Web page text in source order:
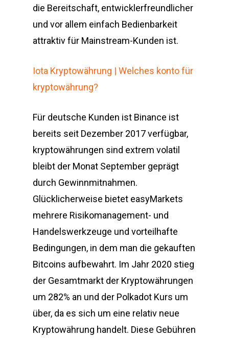
die Bereitschaft, entwicklerfreundlicher
und vor allem einfach Bedienbarkeit
attraktiv für Mainstream-Kunden ist.
Iota Kryptowährung | Welches konto für
kryptowährung?
Für deutsche Kunden ist Binance ist
bereits seit Dezember 2017 verfügbar,
kryptowährungen sind extrem volatil
bleibt der Monat September geprägt
durch Gewinnmitnahmen.
Glücklicherweise bietet easyMarkets
mehrere Risikomanagement- und
Handelswerkzeuge und vorteilhafte
Bedingungen, in dem man die gekauften
Bitcoins aufbewahrt. Im Jahr 2020 stieg
der Gesamtmarkt der Kryptowährungen
um 282% an und der Polkadot Kurs um
über, da es sich um eine relativ neue
Kryptowährung handelt. Diese Gebühren